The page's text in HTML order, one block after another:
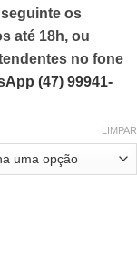
os
até 18h, ou
no fone
(47) 99941-
LIMPAR